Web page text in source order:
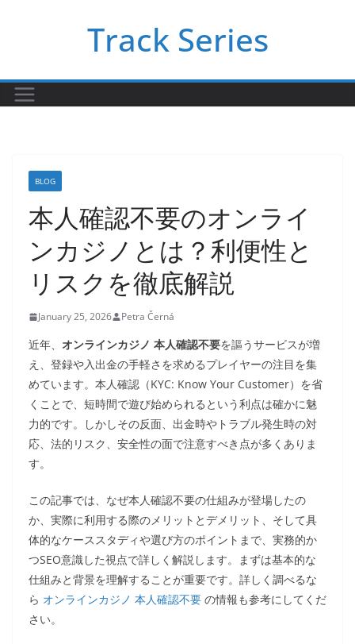
Track Series
BLOG
本人確認不要のオンライ
ンカジノとは？利便性と
リスクを徹底解説
January 25, 2026 Petra Černá
近年、 オンラインカジノ 本人確認不要を謳うサービスが増
え、登録や入出金の手軽さを求めるプレイヤーの注目を集
めています。本人確認（KYC: Know Your Customer）を省
くことで、短時間で遊び始められるという利点は確かに魅
力的です。しかしその反面、出金時やトラブル発生時の対
応、法的リスク、安全性の面で注意すべき点が多くありま
す。
この記事では、なぜ本人確認不要の仕組みが登場したの
か、実際に利用する際のメリットとデメリット、そして具
体的なケーススタディや選び方のポイントまで、実務的か
つSEO意識した視点で詳しく解説します。まずは基本的な
仕組みと背景を理解することが重要です。詳しく調べるな
ら オンラインカジノ 本人確認不要 の情報も参考にしてくだ
さい。